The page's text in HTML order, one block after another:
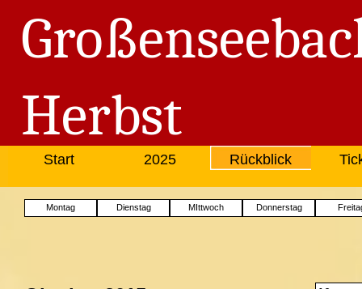
Herbst
Start 2025 Rückblick
Donnerstag
MIttwoch
Dienstag
Montag